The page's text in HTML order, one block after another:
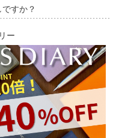
すか？
ー